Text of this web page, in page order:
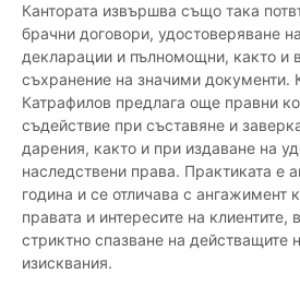
Кантората извършва също така
брачни договори, удостоверяване
декларации и пълномощни, както и
съхранение на значими документи.
Катрафилов предлага още правни
съдействие при съставяне и
дарения, както и при издаване на
наследствени права. Практиката е
година и се отличава с ангажимент
правата и интересите на
стриктно спазване на действащите
изисквания.